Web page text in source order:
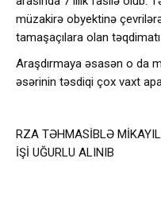
müzakirə obyektinə
tamaşaçılara olan
Araşdırmaya əsasən o da
əsərinin təsdiqi çox vaxt
RZA TƏHMASİBLƏ
İŞİ UĞURLU ALINIB